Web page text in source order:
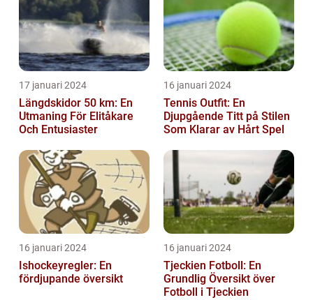
17 januari 2024
Längdskidor 50 km: En
Utmaning För Elitåkare
Och Entusiaster
16 januari 2024
Tennis Outfit: En
Djupgående Titt på Stilen
Som Klarar av Hårt Spel
16 januari 2024
Ishockeyregler: En
fördjupande översikt
16 januari 2024
Tjeckien Fotboll: En
Grundlig Översikt över
Fotboll i Tjeckien